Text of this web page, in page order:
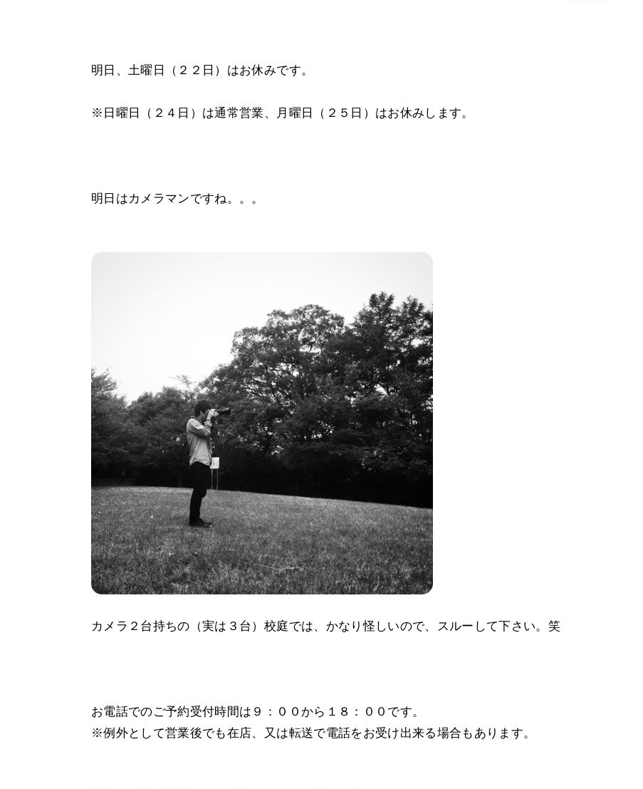
明日、土曜日（２２日）はお休みです。
※日曜日（２４日）は通常営業、月曜日（２５日）はお休みします。
明日はカメラマンですね。。。
カメラ２台持ちの（実は３台）校庭では、かなり怪しいので、スルーして下さい。笑
お電話でのご予約受付時間は９：００から１８：００です。
※例外として営業後でも在店、又は転送で電話をお受け出来る場合もあります。